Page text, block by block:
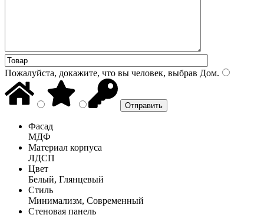
Пожалуйста, докажите, что вы человек, выбрав Дом.
Фасад
МДФ
Материал корпуса
ЛДСП
Цвет
Белый, Глянцевый
Стиль
Минимализм, Современный
Стеновая панель